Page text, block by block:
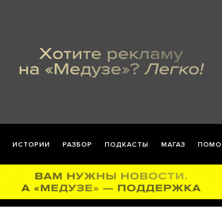
ИСТОРИИ РАЗБОР ПОДКАСТЫ МАГАЗ